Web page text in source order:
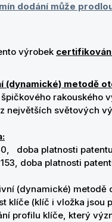
dodání může
výrobek
(dynamické) metodě
rakouského
největších světových
doba platnosti
doba platnosti
(dynamické)
klíče (klíč i vložka jsou
profilu klíče, který